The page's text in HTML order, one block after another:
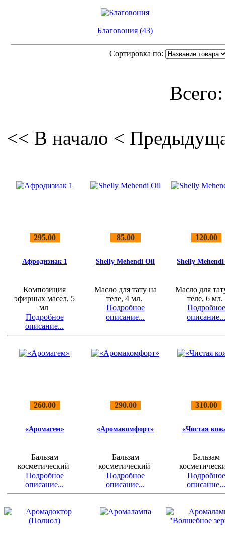
Благовония (43)
Сортировка по:
<< В начало <
295.00
Aфродизиак 1
Композиция
эфирных масел, 5
мл
Подробное
описание...
85.00
Shelly Mehendi Oil
Масло для тату на
теле, 4 мл.
Подробное
описание...
120.00
Shelly
Масло для
теле, 6 мл.
Подробное
260.00
«Аромагем»
Бальзам
косметический
Подробное
описание...
290.00
«Аромакомфорт»
Бальзам
косметический
Подробное
описание...
310.00
«Чистая
Бальзам
Подробное